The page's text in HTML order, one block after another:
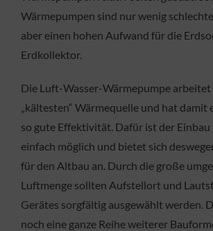
Wärmepumpen sind nur wenig
aber einen hohen Aufwand für die
Erdkollektor.
Die Luft-Wasser-Wärmepumpe
„kältesten“ Wärmequelle und hat damit
so gute Effektivität. Dafür ist der Einbau
einfach möglich und bietet sich
für den Altbau an. Durch die große
Luftmenge sollten Aufstellort und
Gerätes sorgfältig ausgewählt werden.
noch eine ganze Reihe weiterer